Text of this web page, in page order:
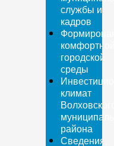
службы и
кадров
городской
среды
климат
района
Сведения,